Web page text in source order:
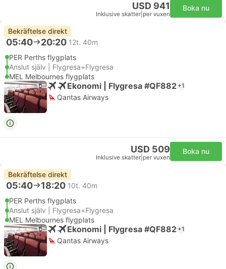
USD 941
Inklusive skatter per vuxen
Boka nu
Bekräftelse direkt
05:40 20:20 12t. 40m
PER Perths flygplats
Anslut själv | Flygresa+Flygresa
MEL Melbournes flygplats
Ekonomi | Flygresa #QF882 +1
Qantas Airways
USD 509
Inklusive skatter per vuxen
Boka nu
Bekräftelse direkt
05:40 18:20 10t. 40m
PER Perths flygplats
Anslut själv | Flygresa+Flygresa
MEL Melbournes flygplats
Ekonomi | Flygresa #QF882 +1
Qantas Airways